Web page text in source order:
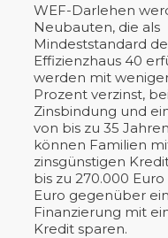
WEF-Darlehen
Neubauten, die als
Mindeststandard
Effizienzhaus 40
werden mit
Prozent verzinst,
Zinsbindung und
von bis zu 35
können Familien
zinsgünstigen
bis zu 270.000
Euro gegenüber
Finanzierung mit
Kredit sparen.